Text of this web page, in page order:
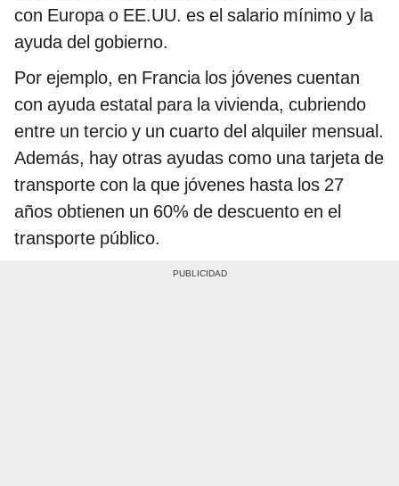
con Europa o EE.UU. es el salario mínimo y la
ayuda del gobierno.
Por ejemplo, en Francia los jóvenes cuentan
con ayuda estatal para la vivienda, cubriendo
entre un tercio y un cuarto del alquiler mensual.
Además, hay otras ayudas como una tarjeta de
transporte con la que jóvenes hasta los 27
años obtienen un 60% de descuento en el
transporte público.